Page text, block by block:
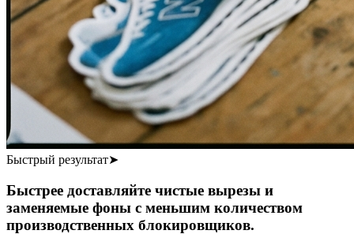
Быстрый результат➤
Быстрее доставляйте чистые вырезы и
заменяемые фоны с меньшим количеством
производственных блокировщиков.